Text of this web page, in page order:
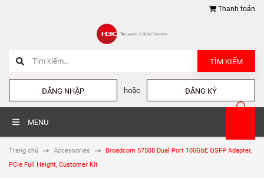
Thanh toán
TÌM KIẾM
ĐĂNG NHẬP hoặc ĐĂNG KÝ
MENU
Trang chủ Accessories
Broadcom 57508 Dual Port 100GbE QSFP Adapter,
PCIe Full Height, Customer Kit